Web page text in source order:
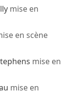
mise en
en scène
mise en
mise en